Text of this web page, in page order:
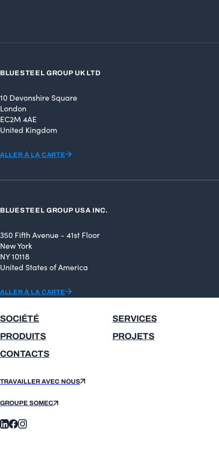
BLUESTEEL GROUP UK LTD
10 Devonshire Square
London
EC2M 4AE
United Kingdom
ALLER À LA CARTE
BLUESTEEL GROUP USA INC.
350 Fifth Avenue - 41st Floor
New York
NY 10118
United States of America
ALLER À LA CARTE
SOCIÉTÉ
SERVICES
PRODUITS
PROJETS
CONTACTS
TRAVAILLER AVEC NOUS
GROUPE SOMEC